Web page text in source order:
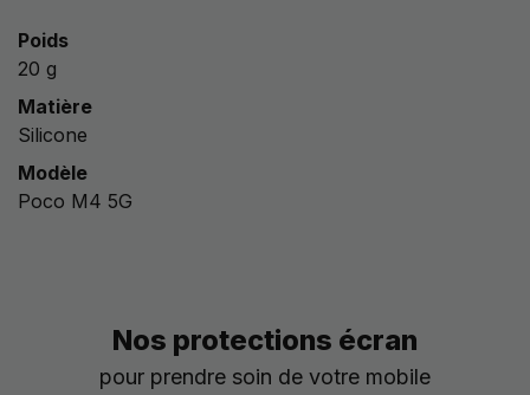
Poids
20 g
Matière
Silicone
Modèle
Poco M4 5G
Nos protections écran
pour prendre soin de votre mobile